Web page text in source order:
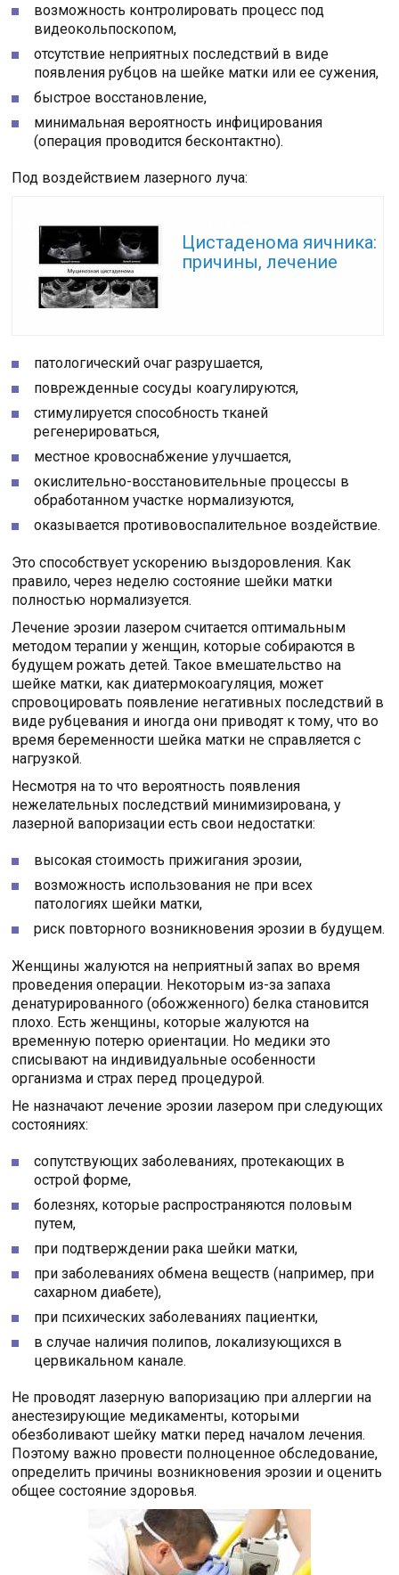
возможность контролировать процесс под
видеокольпоскопом,
отсутствие неприятных последствий в виде
появления рубцов на шейке матки или ее сужения,
быстрое восстановление,
минимальная вероятность инфицирования
(операция проводится бесконтактно).
Под воздействием лазерного луча:
Цистаденома яичника:
причины, лечение
патологический очаг разрушается,
поврежденные сосуды коагулируются,
стимулируется способность тканей
регенерироваться,
местное кровоснабжение улучшается,
окислительно-восстановительные процессы в
обработанном участке нормализуются,
оказывается противовоспалительное воздействие.
Это способствует ускорению выздоровления. Как
правило, через неделю состояние шейки матки
полностью нормализуется.
Лечение эрозии лазером считается оптимальным
методом терапии у женщин, которые собираются в
будущем рожать детей. Такое вмешательство на
шейке матки, как диатермокоагуляция, может
спровоцировать появление негативных последствий в
виде рубцевания и иногда они приводят к тому, что во
время беременности шейка матки не справляется с
нагрузкой.
Несмотря на то что вероятность появления
нежелательных последствий минимизирована, у
лазерной вапоризации есть свои недостатки:
высокая стоимость прижигания эрозии,
возможность использования не при всех
патологиях шейки матки,
риск повторного возникновения эрозии в будущем.
Женщины жалуются на неприятный запах во время
проведения операции. Некоторым из-за запаха
денатурированного (обожженного) белка становится
плохо. Есть женщины, которые жалуются на
временную потерю ориентации. Но медики это
списывают на индивидуальные особенности
организма и страх перед процедурой.
Не назначают лечение эрозии лазером при следующих
состояниях:
сопутствующих заболеваниях, протекающих в
острой форме,
болезнях, которые распространяются половым
путем,
при подтверждении рака шейки матки,
при заболеваниях обмена веществ (например, при
сахарном диабете),
при психических заболеваниях пациентки,
в случае наличия полипов, локализующихся в
цервикальном канале.
Не проводят лазерную вапоризацию при аллергии на
анестезирующие медикаменты, которыми
обезболивают шейку матки перед началом лечения.
Поэтому важно провести полноценное обследование,
определить причины возникновения эрозии и оценить
общее состояние здоровья.